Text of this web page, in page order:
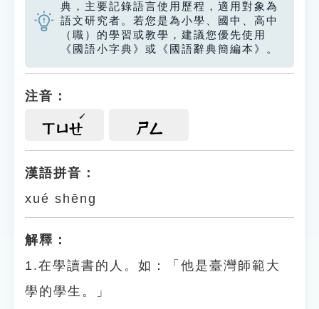
典，主要記錄語言使用歷程，適用對象為
語文研究者。若您是為小學、國中、高中
（職）的學習或教學，建議您優先使用
《國語小字典》或《國語辭典簡編本》。
注音：
ㄒㄩㄝ ㄕㄥ
漢語拼音：
xué shēng
解釋：
1.在學讀書的人。如：「他是臺灣師範大
學的學生。」